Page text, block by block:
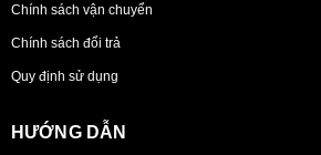
Chính sách vận chuyển
Chính sách đổi trả
Quy định sử dụng
HƯỚNG DẪN